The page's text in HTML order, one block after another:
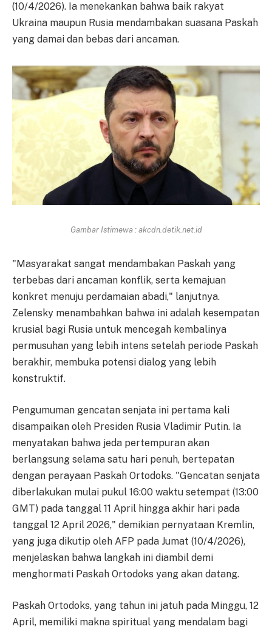
(10/4/2026). Ia menekankan bahwa baik rakyat
Ukraina maupun Rusia mendambakan suasana Paskah
yang damai dan bebas dari ancaman.
Gambar Istimewa : akcdn.detik.net.id
"Masyarakat sangat mendambakan Paskah yang
terbebas dari ancaman konflik, serta kemajuan
konkret menuju perdamaian abadi," lanjutnya.
Zelensky menambahkan bahwa ini adalah kesempatan
krusial bagi Rusia untuk mencegah kembalinya
permusuhan yang lebih intens setelah periode Paskah
berakhir, membuka potensi dialog yang lebih
konstruktif.
Pengumuman gencatan senjata ini pertama kali
disampaikan oleh Presiden Rusia Vladimir Putin. Ia
menyatakan bahwa jeda pertempuran akan
berlangsung selama satu hari penuh, bertepatan
dengan perayaan Paskah Ortodoks. "Gencatan senjata
diberlakukan mulai pukul 16:00 waktu setempat (13:00
GMT) pada tanggal 11 April hingga akhir hari pada
tanggal 12 April 2026," demikian pernyataan Kremlin,
yang juga dikutip oleh AFP pada Jumat (10/4/2026),
menjelaskan bahwa langkah ini diambil demi
menghormati Paskah Ortodoks yang akan datang.
Paskah Ortodoks, yang tahun ini jatuh pada Minggu, 12
April, memiliki makna spiritual yang mendalam bagi